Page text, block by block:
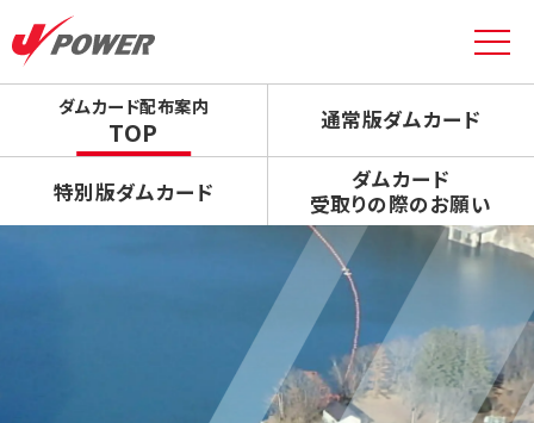
ダムカード配布案内
TOP 通常版ダムカード
特別版ダムカード
ダムカード
受取りの際のお願い